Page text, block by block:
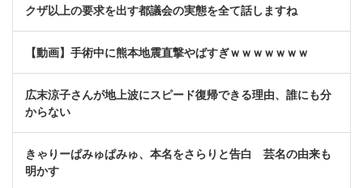
クザ以上の要求を出す都議会の実態を全て話しますね
【動画】手術中に熊本地震直撃やばすぎｗｗｗｗｗｗｗ
広末涼子さんが地上波にスピード復帰できる理由、誰にも分
からない
きゃりーぱみゅぱみゅ、本名をさらりと告白 芸名の由来も
明かす